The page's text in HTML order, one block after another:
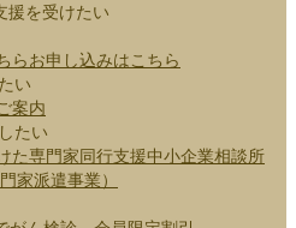
援を受けたい
らお申し込みはこちら
い
案内
たい
た専門家同行支援中小企業相談所
家派遣事業）